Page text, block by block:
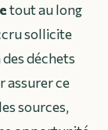
tout au long
sollicite
déchets
assurer ce
sources,